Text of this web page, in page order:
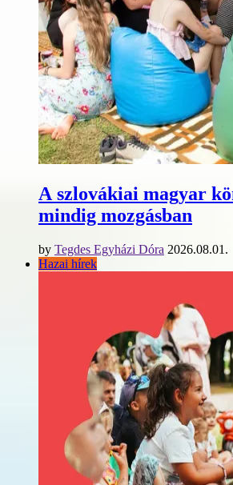
A szlovákiai magyar
mindig mozgásban
by Tegdes Egyházi Dóra 2026.08.01.
Hazai hírek